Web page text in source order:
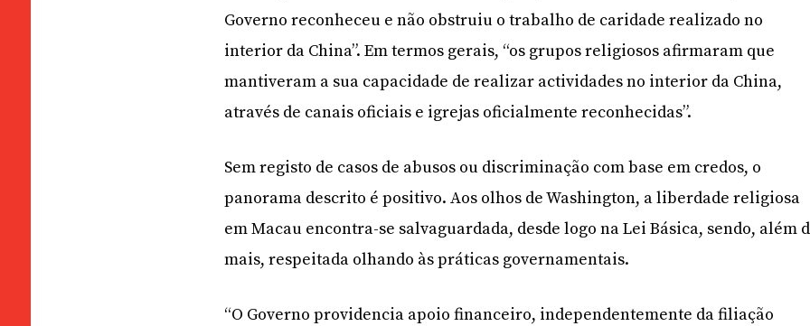
Governo reconheceu e não obstruiu o trabalho de caridade realizado no
interior da China”. Em termos gerais, “os grupos religiosos afirmaram que
mantiveram a sua capacidade de realizar actividades no interior da China,
através de canais oficiais e igrejas oficialmente reconhecidas”.
Sem registo de casos de abusos ou discriminação com base em credos, o
panorama descrito é positivo. Aos olhos de Washington, a liberdade religiosa
em Macau encontra-se salvaguardada, desde logo na Lei Básica, sendo, além
mais, respeitada olhando às práticas governamentais.
“O Governo providencia apoio financeiro, independentemente da filiação